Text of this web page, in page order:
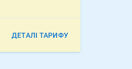
ДЕТАЛІ ТАРИФУ